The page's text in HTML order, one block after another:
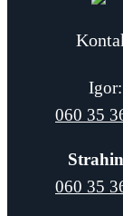
Igor:
060 35
060 35